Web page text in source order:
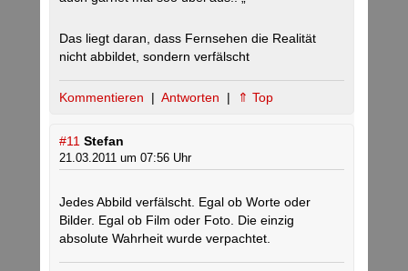
Das liegt daran, dass Fernsehen die Realität
nicht abbildet, sondern verfälscht
Kommentieren | Antworten | ⇑ Top
#11 Stefan
21.03.2011 um 07:56 Uhr
Jedes Abbild verfälscht. Egal ob Worte oder
Bilder. Egal ob Film oder Foto. Die einzig
absolute Wahrheit wurde verpachtet.